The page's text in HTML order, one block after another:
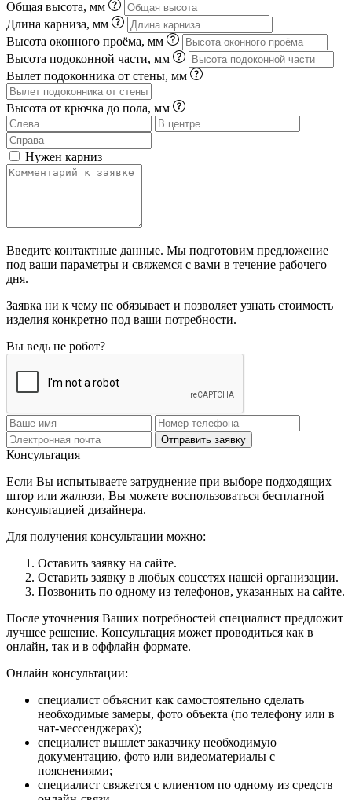
Общая высота, мм
Длина карниза, мм
Высота оконного проёма, мм
Высота подоконной части, мм
Вылет подоконника от стены, мм
Высота от крючка до пола, мм
Нужен карниз
Введите контактные данные. Мы подготовим предложение
под ваши параметры и свяжемся с вами в течение рабочего
дня.
Заявка ни к чему не обязывает и позволяет узнать стоимость
изделия конкретно под ваши потребности.
Вы ведь не робот?
Отправить заявку
Консультация
Если Вы испытываете затруднение при выборе подходящих
штор или жалюзи, Вы можете воспользоваться бесплатной
консультацией дизайнера.
Для получения консультации можно:
Оставить заявку на сайте.
Оставить заявку в любых соцсетях нашей организации.
Позвонить по одному из телефонов, указанных на сайте.
После уточнения Ваших потребностей специалист предложит
лучшее решение. Консультация может проводиться как в
онлайн, так и в оффлайн формате.
Онлайн консультации:
специалист объяснит как самостоятельно сделать
необходимые замеры, фото объекта (по телефону или в
чат-мессенджерах);
специалист вышлет заказчику необходимую
документацию, фото или видеоматериалы с
пояснениями;
специалист свяжется с клиентом по одному из средств